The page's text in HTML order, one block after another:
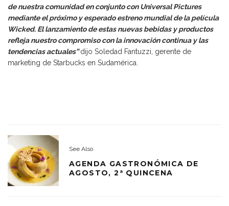
de nuestra comunidad en conjunto con Universal Pictures
mediante el próximo y esperado estreno mundial de la película
Wicked. El lanzamiento de estas nuevas bebidas y productos
refleja nuestro compromiso con la innovación continua y las
tendencias actuales”dijo Soledad Fantuzzi, gerente de
marketing de Starbucks en Sudamérica.
See Also
AGENDA GASTRONÓMICA DE
AGOSTO, 2ª QUINCENA